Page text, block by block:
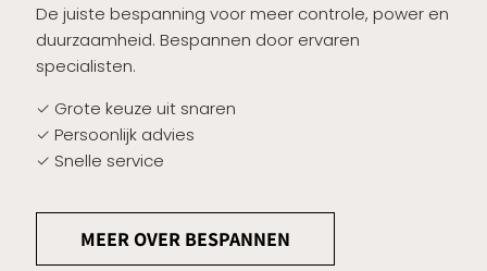
De juiste bespanning voor meer controle, power en
duurzaamheid. Bespannen door ervaren
specialisten.
✓ Grote keuze uit snaren
✓ Persoonlijk advies
✓ Snelle service
MEER OVER BESPANNEN